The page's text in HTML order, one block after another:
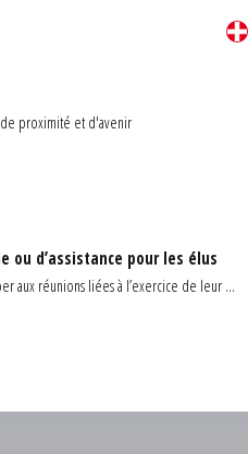
proximité et d'avenir
ou d’assistance pour les élus
aux réunions liées à l’exercice de leur ...